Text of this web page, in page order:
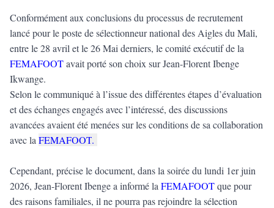
Conformément aux conclusions du processus de recrutement
lancé pour le poste de sélectionneur national des Aigles du Mali,
entre le 28 avril et le 26 Mai derniers, le comité exécutif de la
FEMAFOOTavait porté son choix sur Jean-Florent Ibenge
Ikwange.
Selon le communiqué à l’issue des différentes étapes d’évaluation
et des échanges engagés avec l’intéressé, des discussions
avancées avaient été menées sur les conditions de sa collaboration
avec laFEMAFOOT.
Cependant, précise le document, dans la soirée du lundi 1er juin
2026, Jean-Florent Ibenge a informé laFEMAFOOTque pour
des raisons familiales, il ne pourra pas rejoindre la sélection